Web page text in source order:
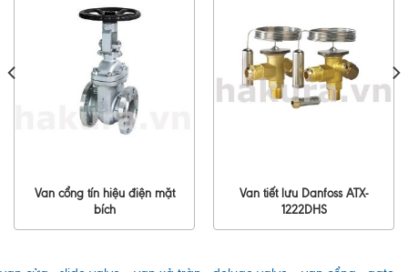
Van cổng tín hiệu điện mặt
bích
Van tiết lưu Danfoss ATX-
1222DHS